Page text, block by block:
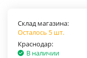
Склад магазина:
Осталось 5 шт.
Краснодар:
В наличии